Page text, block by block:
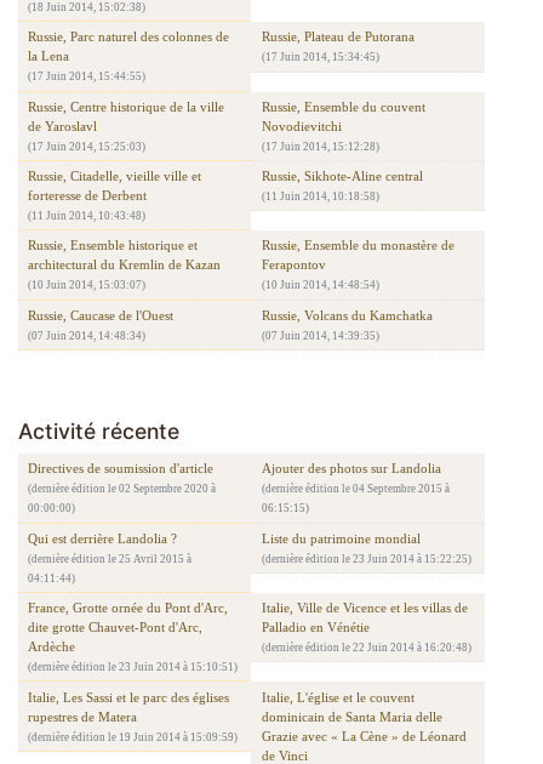
(18 Juin 2014, 15:02:38)
Russie, Parc naturel des colonnes de
la Lena
(17 Juin 2014, 15:44:55)
Russie, Plateau de Putorana
(17 Juin 2014, 15:34:45)
Russie, Centre historique de la ville
de Yaroslavl
(17 Juin 2014, 15:25:03)
Russie, Ensemble du couvent
Novodievitchi
(17 Juin 2014, 15:12:28)
Russie, Citadelle, vieille ville et
forteresse de Derbent
(11 Juin 2014, 10:43:48)
Russie, Sikhote-Aline central
(11 Juin 2014, 10:18:58)
Russie, Ensemble historique et
architectural du Kremlin de Kazan
(10 Juin 2014, 15:03:07)
Russie, Ensemble du monastère de
Ferapontov
(10 Juin 2014, 14:48:54)
Russie, Caucase de l'Ouest
(07 Juin 2014, 14:48:34)
Russie, Volcans du Kamchatka
(07 Juin 2014, 14:39:35)
Activité récente
Directives de soumission d'article
(dernière édition le 02 Septembre 2020 à
00:00:00)
Ajouter des photos sur Landolia
(dernière édition le 04 Septembre 2015 à
06:15:15)
Qui est derrière Landolia ?
(dernière édition le 25 Avril 2015 à
04:11:44)
Liste du patrimoine mondial
(dernière édition le 23 Juin 2014 à 15:22:25)
France, Grotte ornée du Pont d'Arc,
dite grotte Chauvet-Pont d'Arc,
Ardèche
(dernière édition le 23 Juin 2014 à 15:10:51)
Italie, Ville de Vicence et les villas de
Palladio en Vénétie
(dernière édition le 22 Juin 2014 à 16:20:48)
Italie, Les Sassi et le parc des églises
rupestres de Matera
(dernière édition le 19 Juin 2014 à 15:09:59)
Italie, L'église et le couvent
dominicain de Santa Maria delle
Grazie avec « La Cène » de Léonard
de Vinci